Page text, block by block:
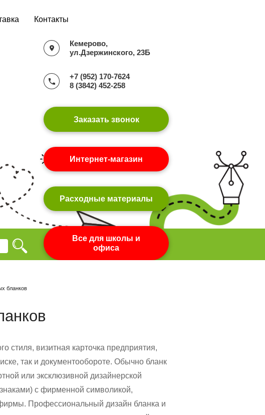
Контакты
Кемерово,
ул.Дзержинского, 23Б
+7 (952) 170-7624
8 (3842) 452-258
Заказать звонок
Интернет-магазин
Расходные материалы
Все для школы и
офиса
бланков
стиля, визитная карточка предприятия,
так и документообороте. Обычно бланк
или эксклюзивной дизайнерской
с фирменной символикой,
Профессиональный дизайн бланка и